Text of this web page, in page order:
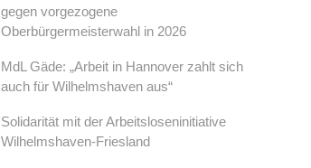
gegen vorgezogene
Oberbürgermeisterwahl in 2026
MdL Gäde: „Arbeit in Hannover zahlt sich
auch für Wilhelmshaven aus“
Solidarität mit der Arbeitsloseninitiative
Wilhelmshaven-Friesland